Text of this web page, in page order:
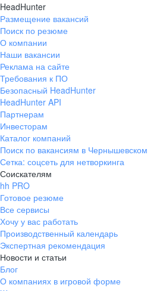
HeadHunter
Размещение вакансий
Поиск по резюме
О компании
Наши вакансии
Реклама на сайте
Требования к ПО
Безопасный HeadHunter
HeadHunter API
Партнерам
Инвесторам
Каталог компаний
Поиск по вакансиям в Чернышевском
Сетка: соцсеть для нетворкинга
Соискателям
hh PRO
Готовое резюме
Все сервисы
Хочу у вас работать
Производственный календарь
Экспертная рекомендация
Новости и статьи
Блог
О компаниях в игровой форме